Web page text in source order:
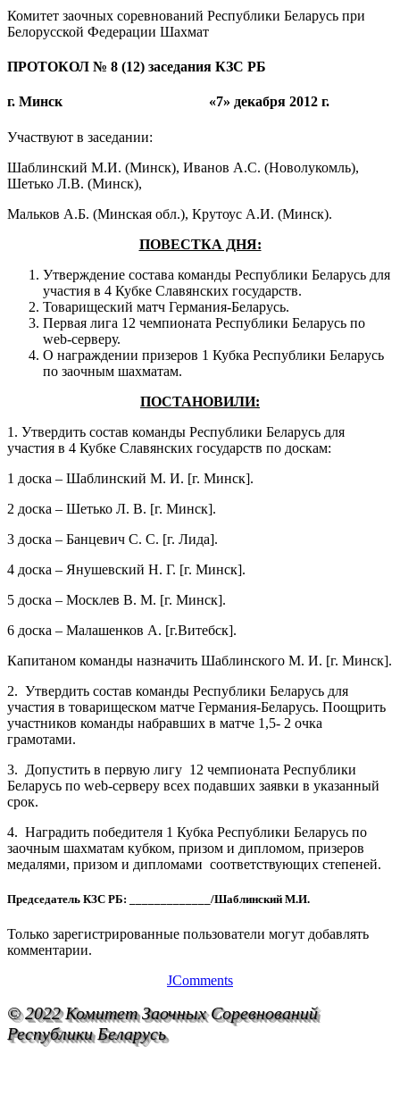
Комитет заочных соревнований Республики Беларусь при
Белорусской Федерации Шахмат
ПРОТОКОЛ № 8 (12) заседания КЗС РБ
г. Минск «7» декабря 2012 г.
Участвуют в заседании:
Шаблинский М.И. (Минск), Иванов А.С. (Новолукомль),
Шетько Л.В. (Минск),
Мальков А.Б. (Минская обл.), Крутоус А.И. (Минск).
ПОВЕСТКА ДНЯ:
Утверждение состава команды Республики Беларусь для
участия в 4 Кубке Славянских государств.
Товарищеский матч Германия-Беларусь.
Первая лига 12 чемпионата Республики Беларусь по
web-серверу.
О награждении призеров 1 Кубка Республики Беларусь
по заочным шахматам.
ПОСТАНОВИЛИ:
1. Утвердить состав команды Республики Беларусь для
участия в 4 Кубке Славянских государств по доскам:
1 доска – Шаблинский М. И. [г. Минск].
2 доска – Шетько Л. В. [г. Минск].
3 доска – Банцевич С. С. [г. Лида].
4 доска – Янушевский Н. Г. [г. Минск].
5 доска – Москлев В. М. [г. Минск].
6 доска – Малашенков А. [г.Витебск].
Капитаном команды назначить Шаблинского М. И. [г. Минск].
2. Утвердить состав команды Республики Беларусь для
участия в товарищеском матче Германия-Беларусь. Поощрить
участников команды набравших в матче 1,5- 2 очка
грамотами.
3. Допустить в первую лигу 12 чемпионата Республики
Беларусь по web-серверу всех подавших заявки в указанный
срок.
4. Наградить победителя 1 Кубка Республики Беларусь по
заочным шахматам кубком, призом и дипломом, призеров
медалями, призом и дипломами соответствующих степеней.
Председатель КЗС РБ: _____________/Шаблинский М.И.
Только зарегистрированные пользователи могут добавлять
комментарии.
JComments
© 2022 Комитет Заочных Соревнований
Республики Беларусь